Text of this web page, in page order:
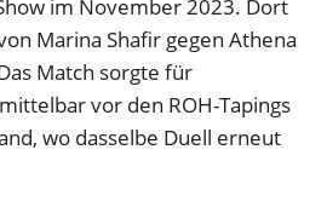
im November 2023. Dort
Marina Shafir gegen Athena
Match sorgte für
vor den ROH-Tapings
wo dasselbe Duell erneut